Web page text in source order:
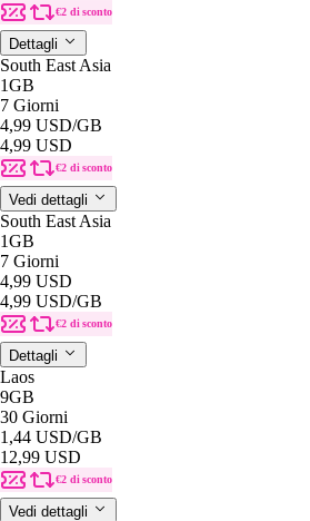
€2 di sconto
Dettagli
South East Asia
1GB
7 Giorni
4,99 USD/GB
4,99 USD
€2 di sconto
Vedi dettagli
South East Asia
1GB
7 Giorni
4,99 USD
4,99 USD/GB
€2 di sconto
Dettagli
Laos
9GB
30 Giorni
1,44 USD/GB
12,99 USD
€2 di sconto
Vedi dettagli